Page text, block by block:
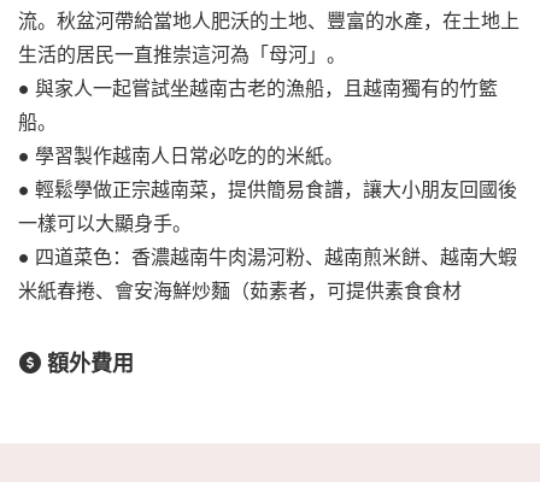
流。秋盆河帶給當地人肥沃的土地、豐富的水產，在土地上
生活的居民一直推崇這河為「母河」。
● 與家人一起嘗試坐越南古老的漁船，且越南獨有的竹籃
船。
● 學習製作越南人日常必吃的的米紙。
● 輕鬆學做正宗越南菜，提供簡易食譜，讓大小朋友回國後
一樣可以大顯身手。
● 四道菜色：香濃越南牛肉湯河粉、越南煎米餅、越南大蝦
米紙春捲、會安海鮮炒麵（茹素者，可提供素食食材
額外費用